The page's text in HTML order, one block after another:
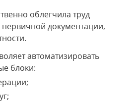
облегчила труд
первичной документации,
автоматизировать
блоки: